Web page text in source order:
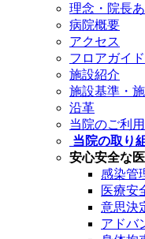
理念・院長
病院概要
アクセス
フロアガイド
施設紹介
施設基準・
沿革
当院のご利
当院の取り
安心安全な
感染管
医療安
意思決
アドバ